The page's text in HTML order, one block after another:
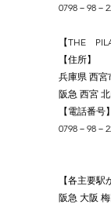
0798－98－
【THE　
【住所】
兵庫県 西宮
阪急 西宮
【電話番号】
0798－98－
【各主要駅
阪急 大阪